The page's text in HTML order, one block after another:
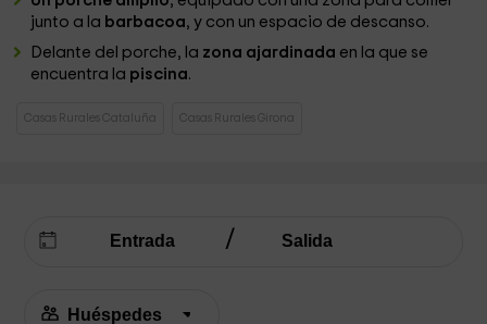
junto a la barbacoa, y con un espacio de descanso.
Delante del porche, la zona ajardinada en la que se
encuentra la piscina.
Casas Rurales Cataluña Casas Rurales Girona